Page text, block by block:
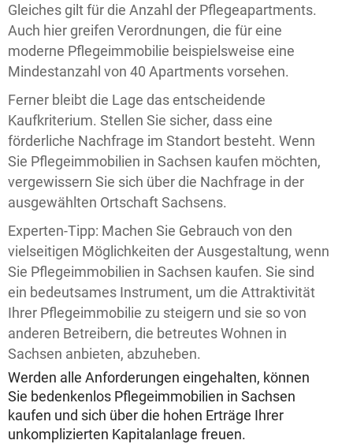
Gleiches gilt für die Anzahl der Pflegeapartments.
Auch hier greifen Verordnungen, die für eine
moderne Pflegeimmobilie beispielsweise eine
Mindestanzahl von 40 Apartments vorsehen.
Ferner bleibt die Lage das entscheidende
Kaufkriterium. Stellen Sie sicher, dass eine
förderliche Nachfrage im Standort besteht. Wenn
Sie Pflegeimmobilien in Sachsen kaufen möchten,
vergewissern Sie sich über die Nachfrage in der
ausgewählten Ortschaft Sachsens.
Experten-Tipp: Machen Sie Gebrauch von den
vielseitigen Möglichkeiten der Ausgestaltung, wenn
Sie Pflegeimmobilien in Sachsen kaufen. Sie sind
ein bedeutsames Instrument, um die Attraktivität
Ihrer Pflegeimmobilie zu steigern und sie so von
anderen Betreibern, die betreutes Wohnen in
Sachsen anbieten, abzuheben.
Werden alle Anforderungen eingehalten, können
Sie bedenkenlos Pflegeimmobilien in Sachsen
kaufen und sich über die hohen Erträge Ihrer
unkomplizierten Kapitalanlage freuen.